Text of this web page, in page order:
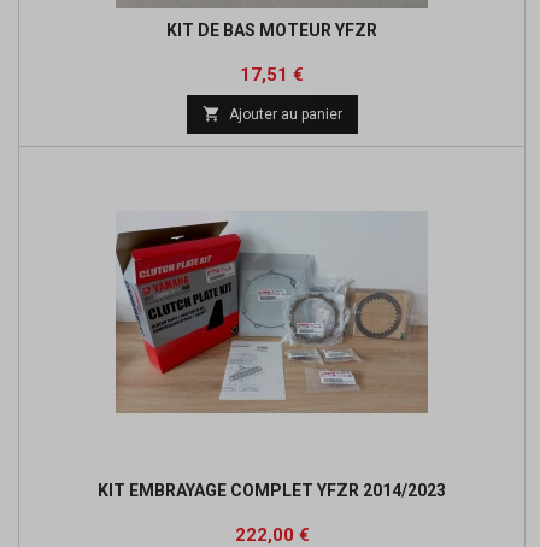
KIT DE BAS MOTEUR YFZR
Prix
17,51 €
base
 Ajouter au panier
KIT EMBRAYAGE COMPLET YFZR 2014/2023
Prix
222,00 €Prix